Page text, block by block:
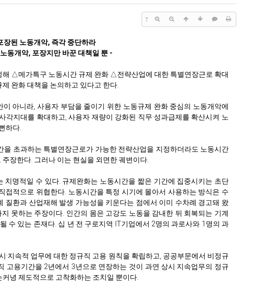
?
장된 노동개악, 즉각 중단하라
동개악, 포장지만 바꾼 대책일 뿐 -
△메가특구 노동시간 규제 완화 △전략산업에 대한 특별연장근로 확대
완화 대책을 논의하고 있다고 한다.
아니라, 사용자 부담을 줄이기 위한 노동규제 완화 중심의 노동개악에
지대를 확대하고, 사용자 재량이 강화된 직무·성과급제를 확산시켜 노
하다.
초과하는 특별연장근로가 가능한 전략산업을 지정하더라도 노동시간
장한다. 그러나 이는 현실을 외면한 궤변이다.
명적일 수 있다. 규제완화는 노동시간을 짧은 기간에 집중시키는 초단
접적으로 위협한다. 노동시간을 특정 시기에 몰아서 사용하는 방식은 수
질환과 산업재해 발생 가능성을 키운다는 점에서 이미 수차례 경고돼 왔
못하는 주장이다. 인간의 몸은 고강도 노동을 감내한 뒤 회복되는 기계
수 있는 존재다. 십 년 전 구로지역 IT기업에서 2명의 과로사와 1명의 과
지속적 업무에 대한 정규직 고용 원칙을 확립하고, 공공부문에서 비정규
용기간을 2년에서 3년으로 연장하는 것이 과연 상시·지속업무의 정규
녕 제도적으로 고착화하는 조치일 뿐이다.